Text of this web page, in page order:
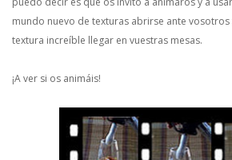
mundo nuevo de texturas abrirse ante vosotros
textura increíble llegar en vuestras mesas.
¡A ver si os animáis!